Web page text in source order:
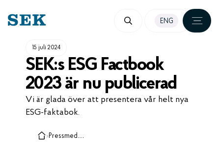
HOPPA
INNEHÅLL
ENG
15 juli 2024
SEK:s ESG Factbook
2023 är nu publicerad
Vi är glada över att presentera vår helt nya
ESG-faktabok.
› Pressmeddelanden, case och insikter